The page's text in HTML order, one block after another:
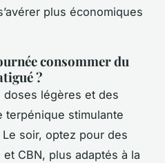
plus économiques
consommer du
?
doses légères et des
terpénique stimulante
soir, optez pour des
CBN, plus adaptés à la